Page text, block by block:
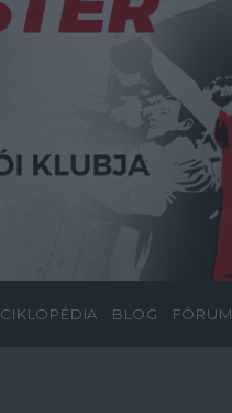
BLOG FÓRUM